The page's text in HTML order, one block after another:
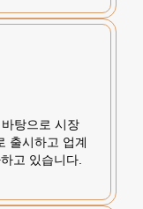
탕으로 시장
출시하고 업계
고 있습니다.